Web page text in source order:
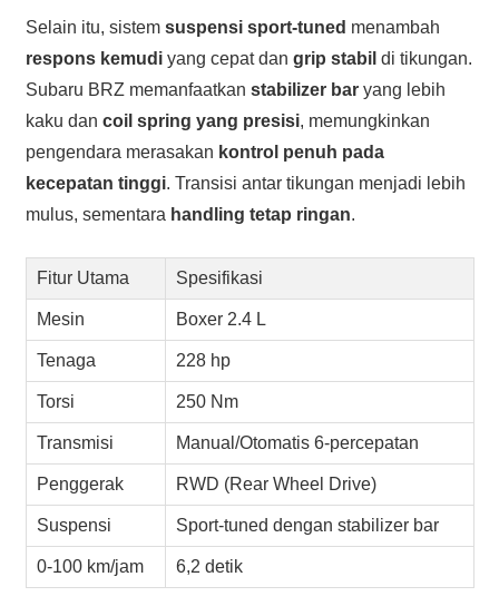
Selain itu, sistem suspensi sport-tuned menambah
respons kemudiyang cepat dan grip stabil di tikungan.
Subaru BRZ memanfaatkan stabilizer baryang lebih
kaku dan coil spring yang presisi, memungkinkan
pengendara merasakan kontrol penuh pada
kecepatan tinggi. Transisi antar tikungan menjadi lebih
mulus, sementara handling tetap ringan.
Fitur Utama Spesifikasi
Mesin Boxer 2.4 L
Tenaga 228 hp
Torsi 250 Nm
Transmisi Manual/Otomatis 6-percepatan
Penggerak RWD (Rear Wheel Drive)
Suspensi Sport-tuned dengan stabilizer bar
0-100 km/jam 6,2 detik